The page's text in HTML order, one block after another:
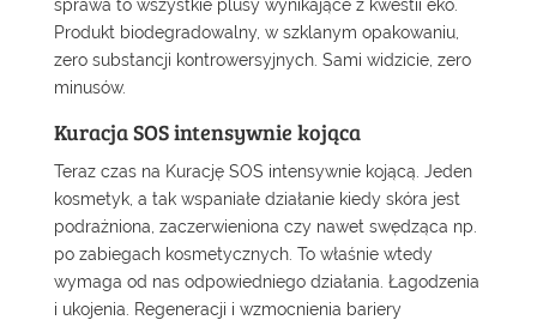
sprawa to wszystkie plusy wynikające z kwestii eko.
Produkt biodegradowalny, w szklanym opakowaniu,
zero substancji kontrowersyjnych. Sami widzicie, zero
minusów.
Kuracja SOS intensywnie kojąca
Teraz czas na Kurację SOS intensywnie kojącą . Jeden
kosmetyk, a tak wspaniałe działanie kiedy skóra jest
podrażniona, zaczerwieniona czy nawet swędząca np.
po zabiegach kosmetycznych. To właśnie wtedy
wymaga od nas odpowiedniego działania. Łagodzenia
i ukojenia. Regeneracji i wzmocnienia bariery